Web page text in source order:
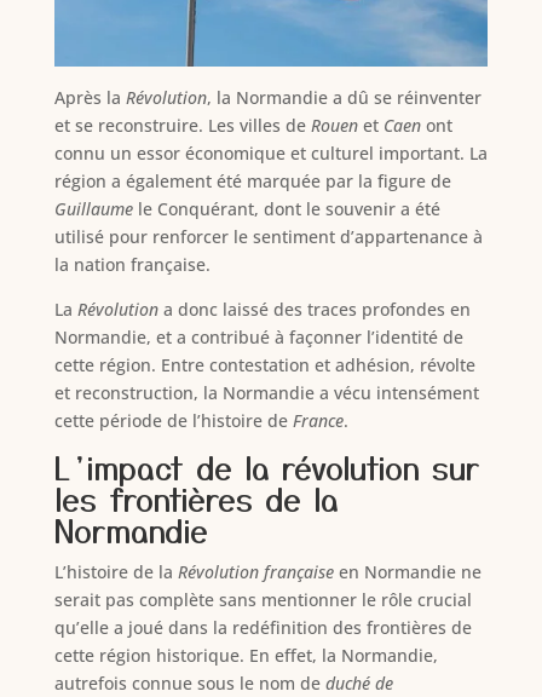
Après la Révolution, la Normandie a dû se réinventer
et se reconstruire. Les villes de Rouenet Caenont
connu un essor économique et culturel important. La
région a également été marquée par la figure de
Guillaumele Conquérant, dont le souvenir a été
utilisé pour renforcer le sentiment d’appartenance à
la nation française.
La Révolutiona donc laissé des traces profondes en
Normandie, et a contribué à façonner l’identité de
cette région. Entre contestation et adhésion, révolte
et reconstruction, la Normandie a vécu intensément
cette période de l’histoire de France.
L’impact de la révolution sur
les frontières de la
Normandie
L’histoire de la Révolution françaiseen Normandie ne
serait pas complète sans mentionner le rôle crucial
qu’elle a joué dans la redéfinition des frontières de
cette région historique. En effet, la Normandie,
autrefois connue sous le nom de duché de